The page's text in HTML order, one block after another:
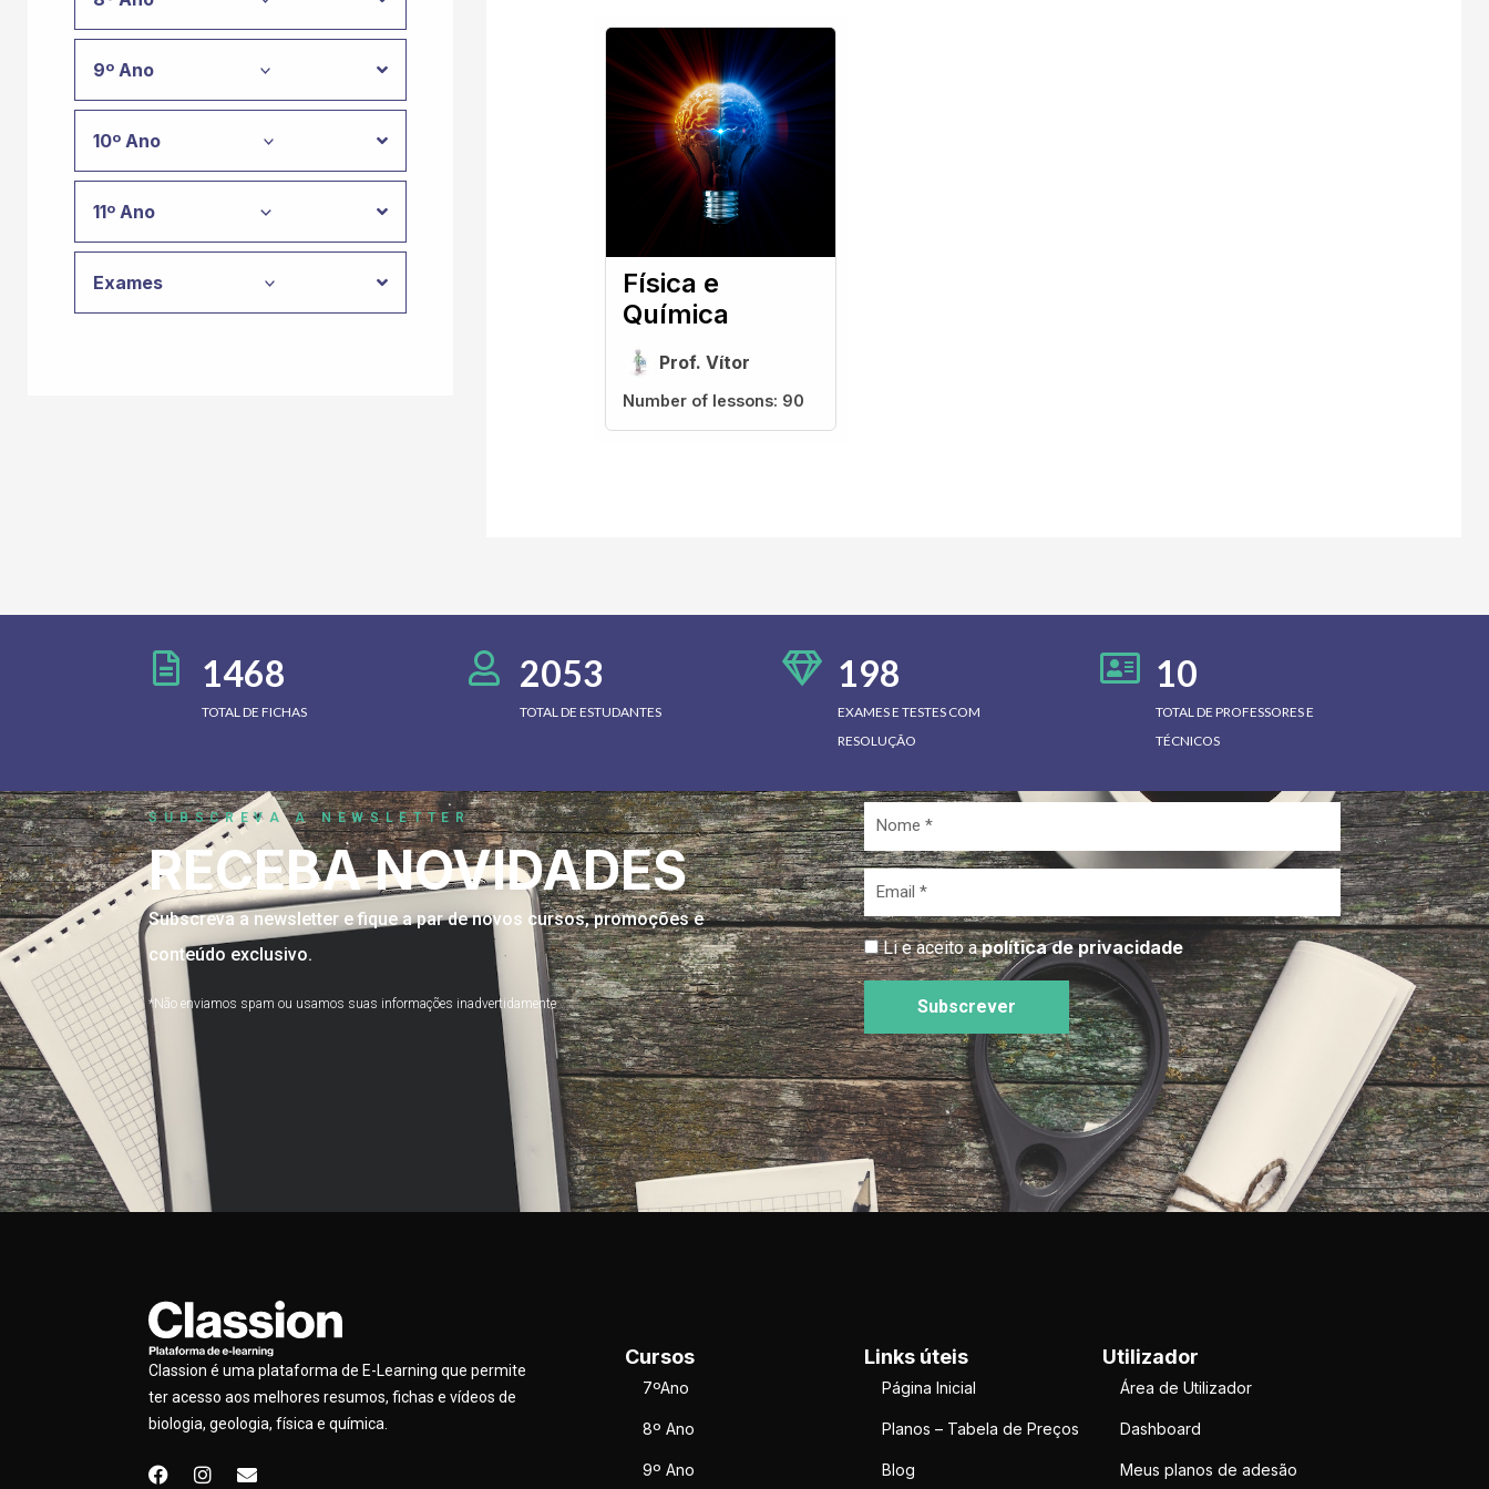
9º Ano
10º Ano
11º Ano
Exames
Física e
Química
Prof. Vítor
Number of lessons: 90
1468
TOTAL DE FICHAS
2053
TOTAL DE ESTUDANTES
198
EXAMES E TESTES COM
RESOLUÇÃO
10
TOTAL DE PROFESSORES E
TÉCNICOS
SUBSCREVA A NEWSLETTER
RECEBA NOVIDADES
Subscreva a newsletter e fique a par de novos cursos, promoções e
conteúdo exclusivo.
*Não enviamos spam ou usamos suas informações inadvertidamente
Nome
*
Email
*
Li e aceito apolítica de privacidade
Subscrever
Classion é uma plataforma de E-Learning que permite
ter acesso aos melhores resumos, fichas e vídeos de
biologia, geologia, física e química.
F
I
E
Cursos
7ºAno
8º Ano
9º Ano
Links úteis
Página Inicial
Planos – Tabela de Preços
Blog
Utilizador
Área de Utilizador
Dashboard
Meus planos de adesão